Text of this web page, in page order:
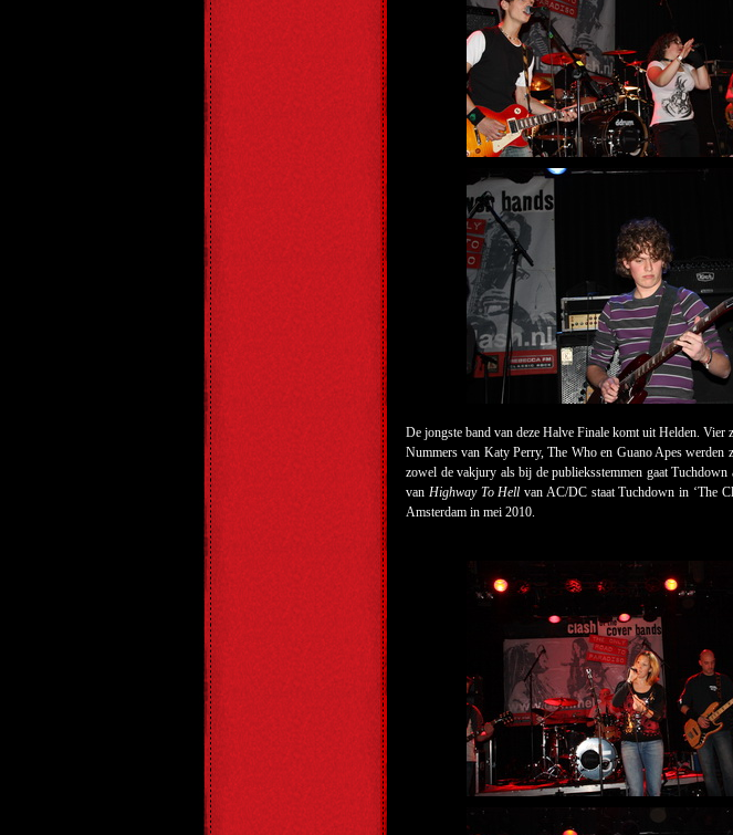
De jongste band van deze Halve Finale komt uit Helden. Vier
Nummers van Katy Perry, The Who en Guano Apes werden
zowel de vakjury als bij de publieksstemmen gaat
van Highway To Hell van AC/DC staat Tuchdown in ‘The
Amsterdam in mei 2010.